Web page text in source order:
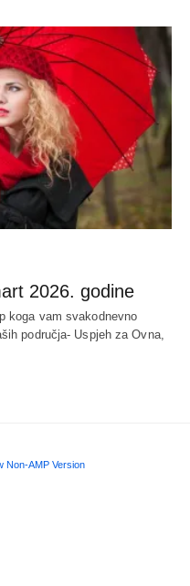
2026. godine
koga vam svakodnevno
područja- Uspjeh za Ovna,
Non-AMP Version